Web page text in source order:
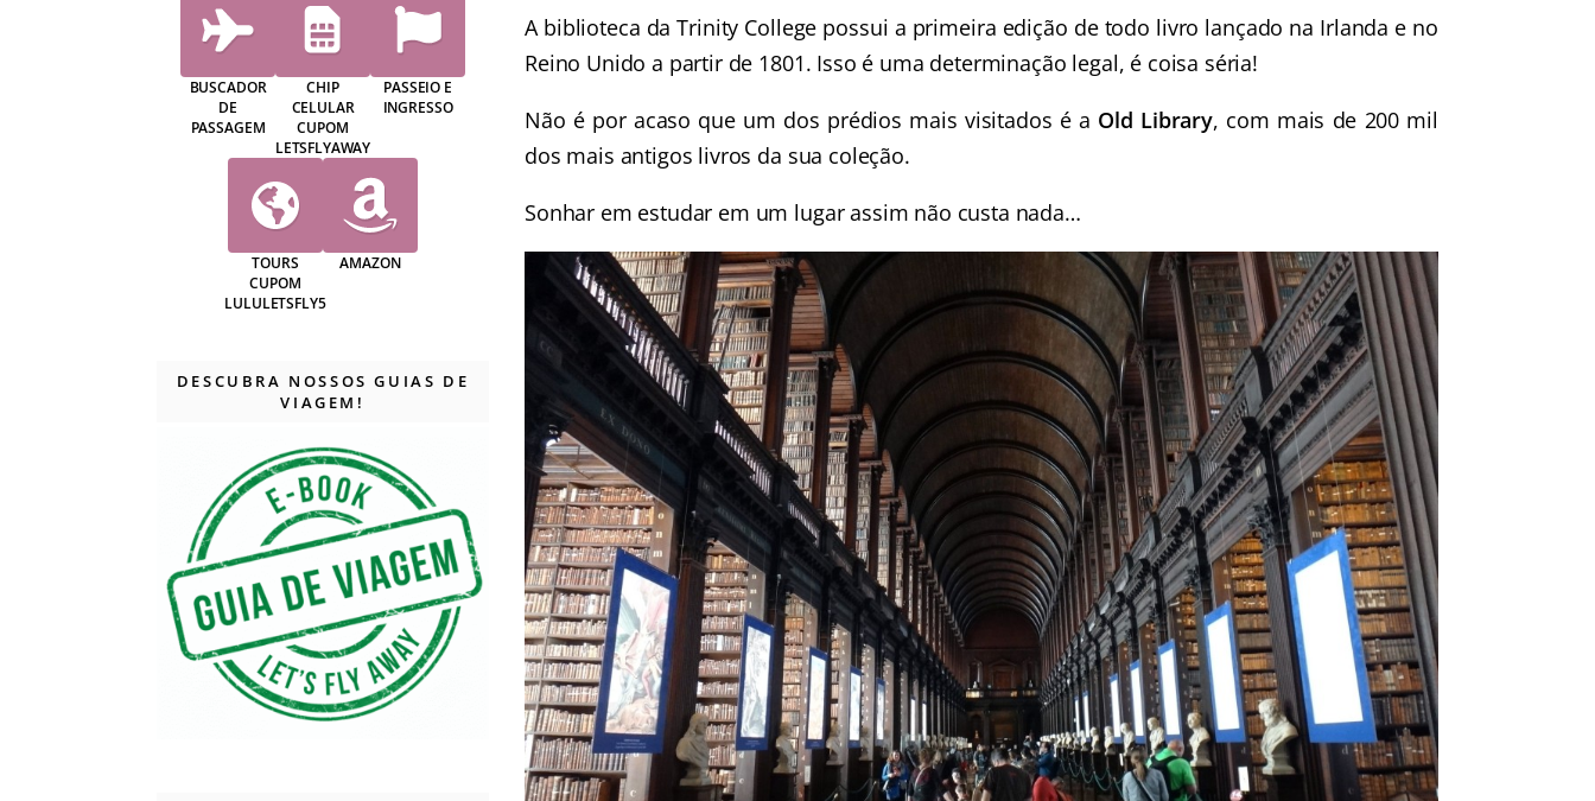
A biblioteca da Trinity College possui a primeira edição de todo livro lançado na Irlanda e no
Reino Unido a partir de 1801. Isso é uma determinação legal, é coisa séria!
Não é por acaso que um dos prédios mais visitados é a Old Library, com mais de 200 mil
dos mais antigos livros da sua coleção.
Sonhar em estudar em um lugar assim não custa nada…
BUSCADOR
DE
PASSAGEM
CHIP
CELULAR
CUPOM
LETSFLYAWAY
PASSEIO E
INGRESSO
TOURS
CUPOM
LULULETSFLY5
AMAZON
DESCUBRA NOSSOS GUIAS DE
VIAGEM!